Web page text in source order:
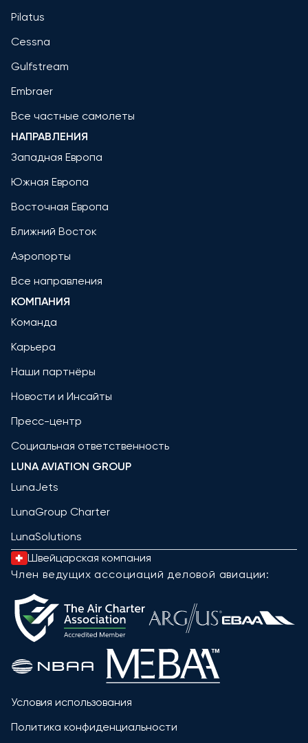
Pilatus
Cessna
Gulfstream
Embraer
Все частные самолеты
НАПРАВЛЕНИЯ
Западная Европа
Южная Европа
Восточная Европа
Ближний Восток
Аэропорты
Все направления
КОМПАНИЯ
Команда
Карьера
Наши партнёры
Новости и Инсайты
Пресс-центр
Социальная ответственность
LUNA AVIATION GROUP
LunaJets
LunaGroup Charter
LunaSolutions
Швейцарская компания
Член ведущих ассоциаций деловой авиации:
Условия использования
Политика конфиденциальности